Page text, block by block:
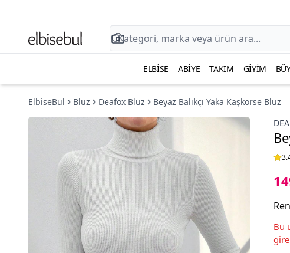
ELBISE ABIYE TAKIM GIYIM
ElbiseBul Bluz Deafox Bluz
Beyaz Balıkçı Yaka Kaşkorse Bluz
Bu